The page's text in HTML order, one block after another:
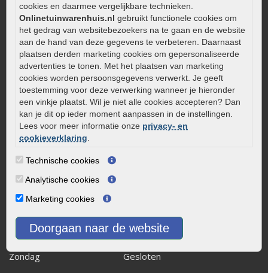
cookies en daarmee vergelijkbare technieken.
Onlinetuinwarenhuis.nl gebruikt functionele cookies om
het gedrag van websitebezoekers na te gaan en de website
aan de hand van deze gegevens te verbeteren. Daarnaast
plaatsen derden marketing cookies om gepersonaliseerde
advertenties te tonen. Met het plaatsen van marketing
cookies worden persoonsgegevens verwerkt. Je geeft
toestemming voor deze verwerking wanneer je hieronder
een vinkje plaatst. Wil je niet alle cookies accepteren? Dan
kan je dit op ieder moment aanpassen in de instellingen.
Lees voor meer informatie onze privacy- en
cookieverklaring
Technische cookies
Analytische cookies
Marketing cookies
Doorgaan naar de website
Aanlegtips voor gebakken bestrating
Zelf een terras aanleggen
Kleine stadstuin inrichten
0320 – 219170
Kaapstanderweg 41
8243 RB Lelystad
info@onlinetuinwarenhuis.nl
Routebeschrijving
Openingstijden
Maandag
Dinsdag
Woensdag
Vrijdag
08:00 - 17:00
Zaterdag
08:00 - 15.00
Zondag
Gesloten